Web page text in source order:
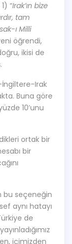
“Irak’ın bize
tam
ı Milli
öğrendi,
ikisi de
İngiltere-Irak
Buna göre
10’unu
ortak bir
bir
bu seçeneğin
aynı hatayı
de
içimizden